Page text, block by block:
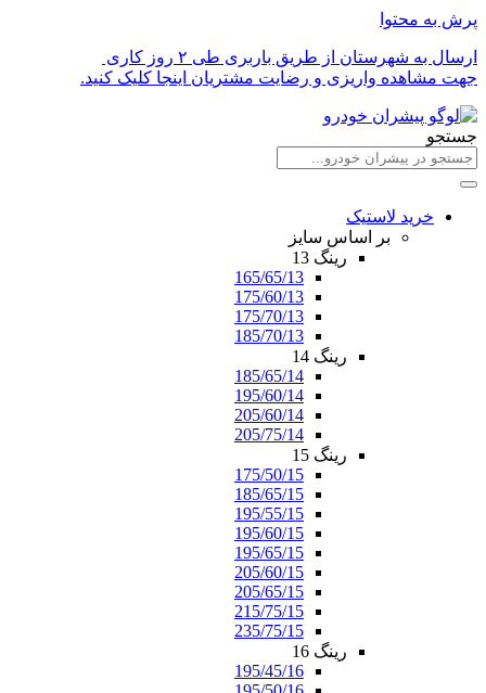
پرش به محتوا
ارسال به شهرستان از طریق باربری طی ۲ روز کاری
جهت مشاهده واریزی و رضایت مشتریان اینجا کلیک کنید.
جستجو
خرید لاستیک
بر اساس سایز
رینگ 13
165/65/13
175/60/13
175/70/13
185/70/13
رینگ 14
185/65/14
195/60/14
205/60/14
205/75/14
رینگ 15
175/50/15
185/65/15
195/55/15
195/60/15
195/65/15
205/60/15
205/65/15
215/75/15
235/75/15
رینگ 16
195/45/16